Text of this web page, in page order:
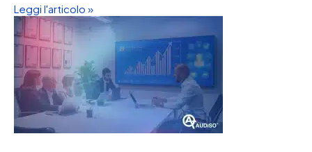
Leggi l'articolo »